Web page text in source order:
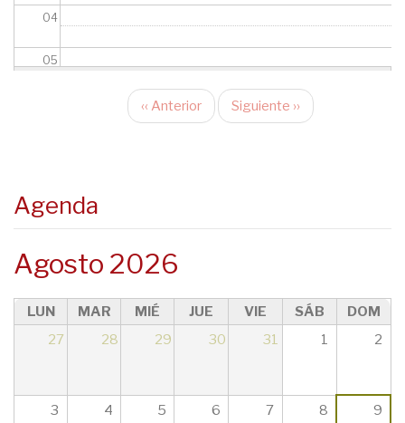
04
05
09
10
11
Paginación
‹‹ Anterior Siguiente ››
Agenda
Agosto 2026
LUN MAR MIÉ JUE VIE SÁB
DOM
27
28 29 30 31 1 2
3 4 5 6 7 8 9